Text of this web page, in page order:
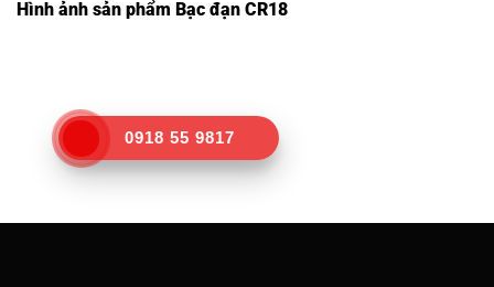
Hình ảnh sản phẩm Bạc đạn CR18
0918 55 9817